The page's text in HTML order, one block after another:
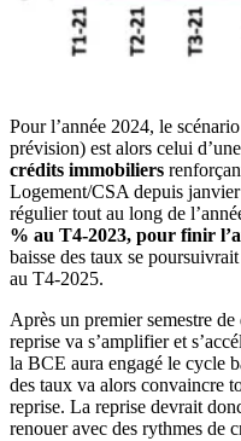
Pour l’année 2024, le
prévision) est alors celui d’une
crédits immobiliers
Logement/CSA depuis
régulier tout au long de
% au T4-2023, pour finir
baisse des taux se
au T4-2025.
Après un premier semestre
reprise va s’amplifier et
la BCE aura engagé le cycle
des taux va alors convaincre
reprise. La reprise devrait
renouer avec des rythmes de